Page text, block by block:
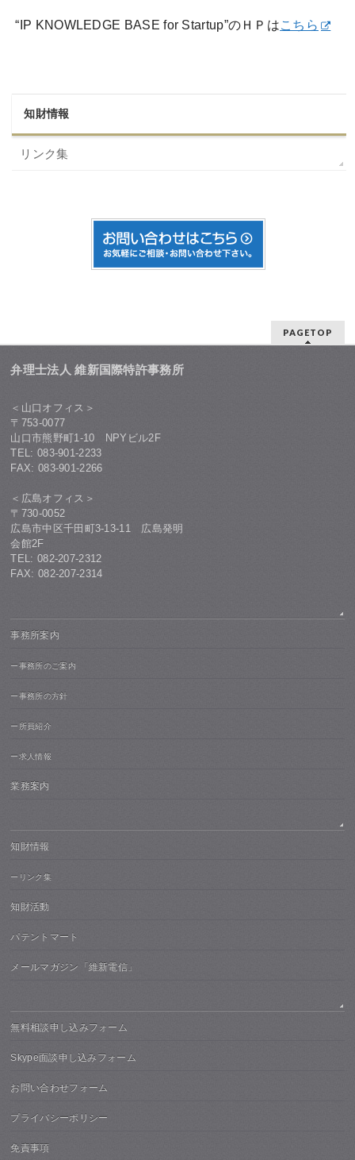
“IP KNOWLEDGE BASE for Startup”のＨＰはこちら
知財情報
リンク集
PAGETOP
弁理士法人 維新国際特許事務所
＜山口オフィス＞
〒753-0077
山口市熊野町1-10 NPYビル2F
TEL: 083-901-2233
FAX: 083-901-2266
＜広島オフィス＞
〒730-0052
広島市中区千田町3-13-11 広島発明
会館2F
TEL: 082-207-2312
FAX: 082-207-2314
事務所案内
ー事務所のご案内
ー事務所の方針
ー所員紹介
ー求人情報
業務案内
知財情報
ーリンク集
知財活動
パテントマート
メールマガジン「維新電信」
無料相談申し込みフォーム
Skype面談申し込みフォーム
お問い合わせフォーム
プライバシーポリシー
免責事項